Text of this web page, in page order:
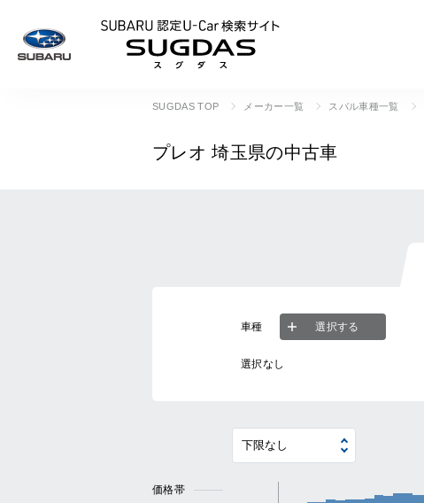
SUGDAS TOP メーカー一覧 スバル車種一覧
プレオ埼玉県の中古車
車種 選択する
価格帯